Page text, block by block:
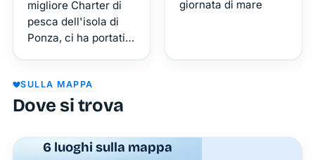
Romano
preparati
ad
esplorare
calette
acque
migliore Charter di
pesca dell'isola di
Ponza, ci ha portati
durante il tragitto si
può fare pesca a
bellissimi posti.
giornata di mare
SULLA MAPPA
Dove si trova
6 luoghi sulla mappa